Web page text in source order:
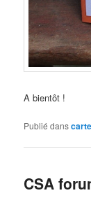
A bientôt !
Publié dans
CSA